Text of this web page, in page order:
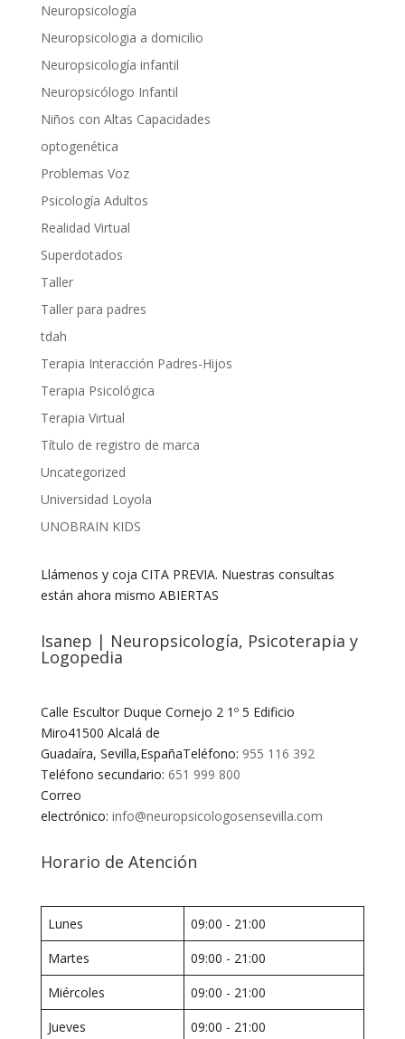
Neuropsicología
Neuropsicologia a domicilio
Neuropsicología infantil
Neuropsicólogo Infantil
Niños con Altas Capacidades
optogenética
Problemas Voz
Psicología Adultos
Realidad Virtual
Superdotados
Taller
Taller para padres
tdah
Terapia Interacción Padres-Hijos
Terapia Psicológica
Terapia Virtual
Título de registro de marca
Uncategorized
Universidad Loyola
UNOBRAIN KIDS
Llámenos y coja CITA PREVIA. Nuestras consultas
están ahora mismo ABIERTAS
Isanep | Neuropsicología, Psicoterapia y
Logopedia
Calle Escultor Duque Cornejo 2 1º 5 Edificio
Miro41500 Alcalá de
Guadaíra, Sevilla,EspañaTeléfono: 955 116 392
Teléfono secundario: 651 999 800
Correo
electrónico: info@neuropsicologosensevilla.com
Horario de Atención
Lunes
09:00 - 21:00
Martes
09:00 - 21:00
Miércoles
09:00 - 21:00
Jueves
09:00 - 21:00